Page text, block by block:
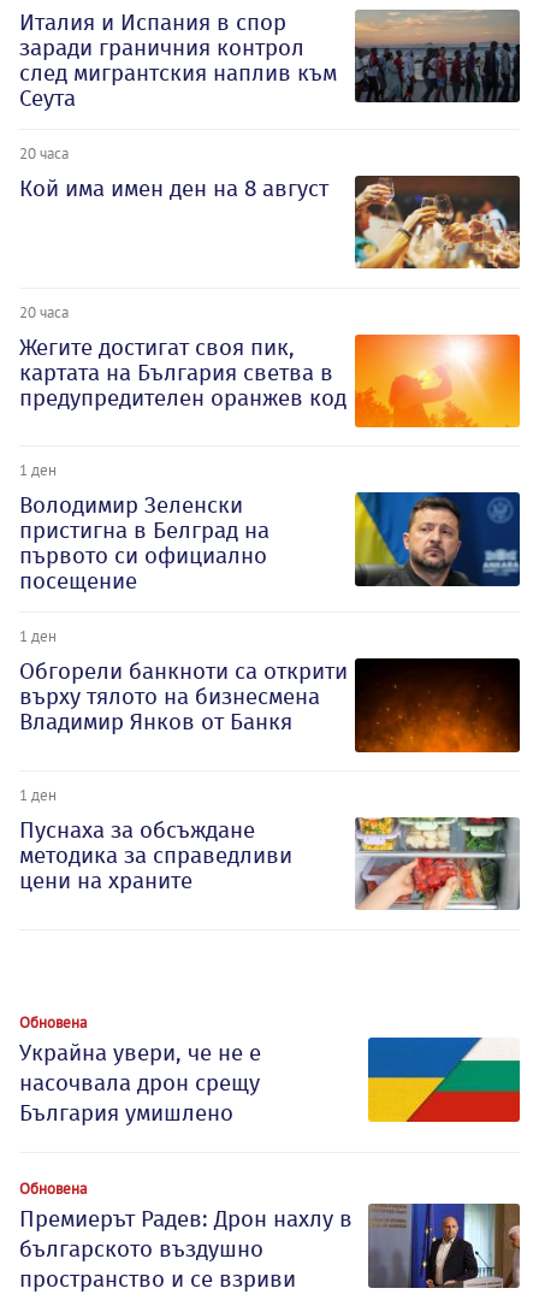
Италия и Испания в спор
заради граничния контрол
след мигрантския наплив към
Сеута
20 часа
Кой има имен ден на 8 август
20 часа
Жегите достигат своя пик,
картата на България светва в
предупредителен оранжев код
1 ден
Володимир Зеленски
пристигна в Белград на
първото си официално
посещение
1 ден
Обгорели банкноти са открити
върху тялото на бизнесмена
Владимир Янков от Банкя
1 ден
Пуснаха за обсъждане
методика за справедливи
цени на храните
Обновена
Украйна увери, че не е
насочвала дрон срещу
България умишлено
Обновена
Премиерът Радев: Дрон нахлу в
българското въздушно
пространство и се взриви